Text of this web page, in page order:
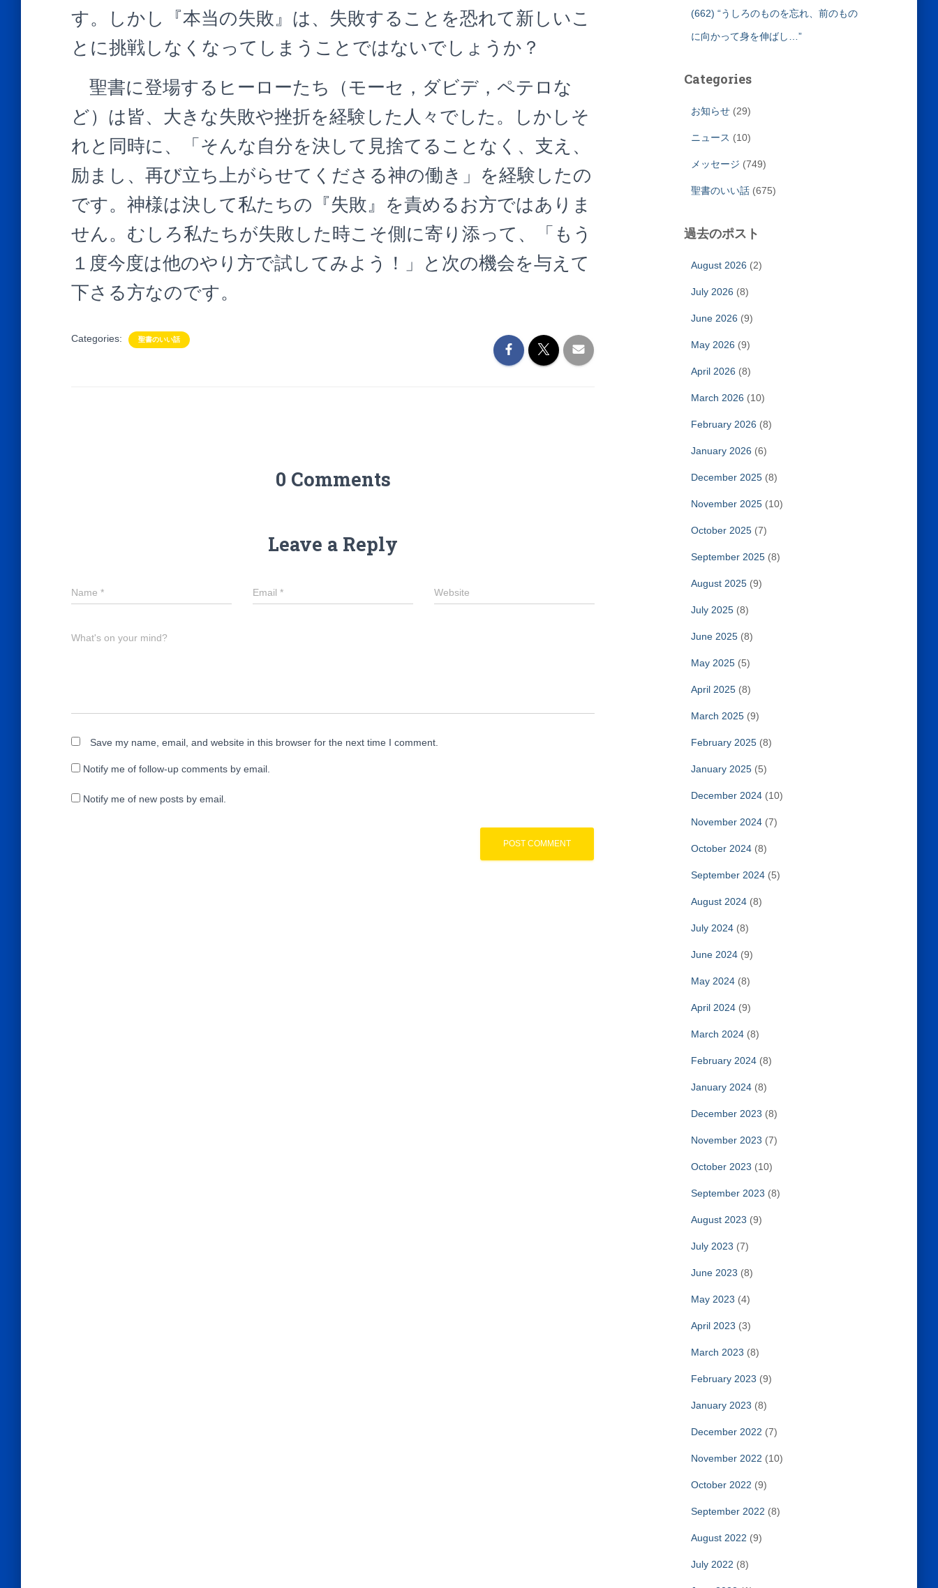
す。しかし『本当の失敗』は、失敗することを恐れて新しいこ
とに挑戦しなくなってしまうことではないでしょうか？
聖書に登場するヒーローたち（モーセ，ダビデ，ペテロな
ど）は皆、大きな失敗や挫折を経験した人々でした。しかしそ
れと同時に、「そんな自分を決して見捨てることなく、支え、
励まし、再び立ち上がらせてくださる神の働き」を経験したの
です。神様は決して私たちの『失敗』を責めるお方ではありま
せん。むしろ私たちが失敗した時こそ側に寄り添って、「もう
１度今度は他のやり方で試してみよう！」と次の機会を与えて
下さる方なのです。
Categories: 聖書のいい話
0 Comments
Leave a Reply
Name * Email * Website
What's on your mind?
Save my name, email, and website in this browser for the next time I comment.
Notify me of follow-up comments by email.
Notify me of new posts by email.
(662) “うしろのものを忘れ、前のもの
に向かって身を伸ばし…”
Categories
お知らせ(29)
ニュース (10)
メッセージ (749)
聖書のいい話(675)
過去のポスト
August 2026 (2)
July 2026 (8)
June 2026 (9)
May 2026 (9)
April 2026 (8)
March 2026 (10)
February 2026 (8)
January 2026 (6)
December 2025(8)
November 2025(10)
October 2025(7)
September 2025(8)
August 2025(9)
July 2025(8)
June 2025(8)
May 2025(5)
April 2025(8)
March 2025(9)
February 2025(8)
January 2025(5)
December 2024(10)
November 2024(7)
October 2024(8)
September 2024(5)
August 2024(8)
July 2024(8)
June 2024(9)
May 2024(8)
April 2024(9)
March 2024(8)
February 2024(8)
January 2024(8)
December 2023 (8)
November 2023 (7)
October 2023 (10)
September 2023 (8)
August 2023 (9)
July 2023 (7)
June 2023 (8)
May 2023 (4)
April 2023 (3)
March 2023 (8)
February 2023 (9)
January 2023 (8)
December 2022 (7)
November 2022 (10)
October 2022 (9)
September 2022 (8)
August 2022 (9)
July 2022 (8)